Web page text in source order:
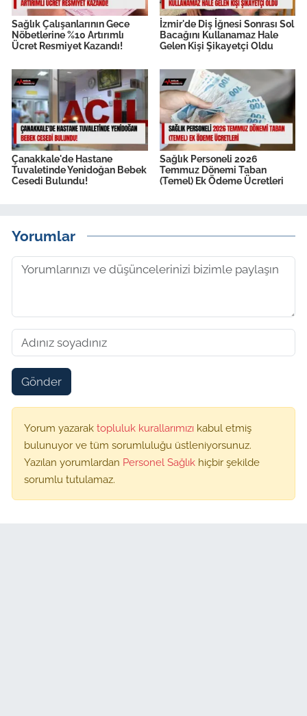
Sağlık Çalışanlarının Gece
Nöbetlerine %10 Artırımlı
Ücret Resmiyet Kazandı!
İzmir'de Diş İğnesi Sonrası Sol
Bacağını Kullanamaz Hale
Gelen Kişi Şikayetçi Oldu
Çanakkale'de Hastane
Tuvaletinde Yenidoğan Bebek
Cesedi Bulundu!
Sağlık Personeli 2026
Temmuz Dönemi Taban
(Temel) Ek Ödeme Ücretleri
Yorumlar
Gönder
Yorum yazarak topluluk kurallarımızı kabul etmiş
bulunuyor ve tüm sorumluluğu üstleniyorsunuz.
Yazılan yorumlardan Personel Sağlık hiçbir şekilde
sorumlu tutulamaz.